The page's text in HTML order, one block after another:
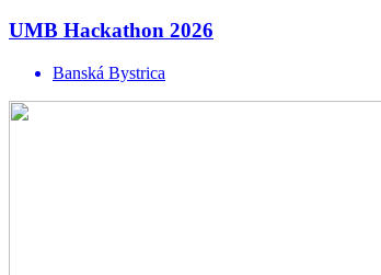
UMB Hackathon 2026
Banská Bystrica